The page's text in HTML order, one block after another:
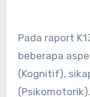
Pada raport
beberapa
(Kognitif),